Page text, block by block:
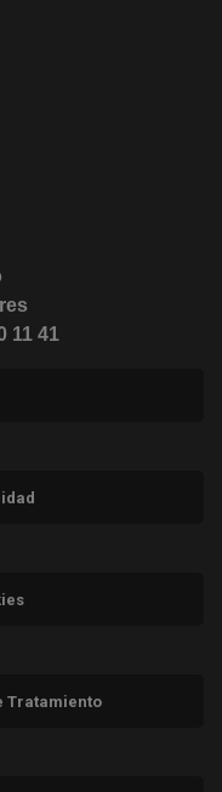
en ventana nueva)
ventana nueva)
en ventana nueva)
11 41
Tratamiento